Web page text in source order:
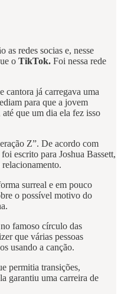
as redes socias e, nesse
o TikTok. Foi nessa rede
cantora já carregava uma
para que a jovem
que um dia ela fez isso
Z”. De acordo com
escrito para Joshua Bassett,
surreal e em pouco
o possível motivo do
famoso círculo das
que várias pessoas
usando a canção.
permitia transições,
garantiu uma carreira de